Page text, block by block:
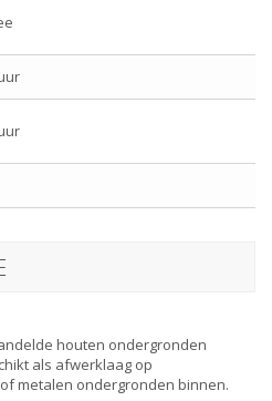
houten ondergronden
als afwerklaag op
metalen ondergronden binnen.